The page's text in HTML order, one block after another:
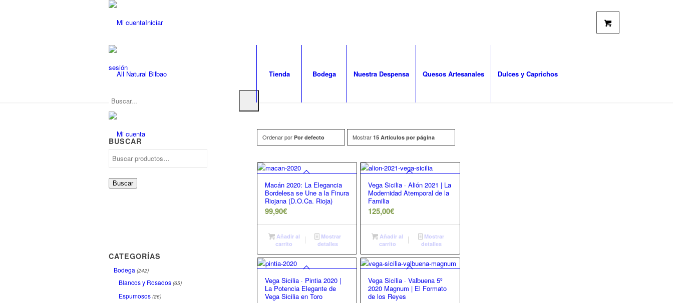
Iniciar
sesión
Tienda Bodega Nuestra Despensa Quesos Artesanales Dulces y Caprichos
Ordenar por Por defecto Mostrar 15 Artículos por página
Macán 2020: La Elegancia
Bordelesa se Une a la Finura
Riojana (D.O.Ca. Rioja)
99,90€
Añadir al
carrito
Mostrar
detalles
Vega Sicilia · Alión 2021 | La
Modernidad Atemporal de la
Familia
125,00€
Añadir al
carrito
Mostrar
detalles
Vega Sicilia · Pintia 2020 |
La Potencia Elegante de
Vega Sicilia en Toro
Vega Sicilia · Valbuena 5º
2020 Magnum | El Formato
de los Reyes
BUSCAR
Buscar
CATEGORÍAS
Bodega (242)
Blancos y Rosados (65)
Espumosos (26)